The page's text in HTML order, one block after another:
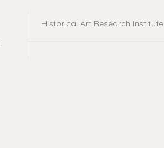
Historical Art Research Institute